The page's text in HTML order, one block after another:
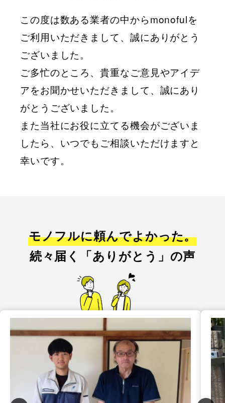
この度は数ある業者の中からmonofulを
ご利用いただきまして、誠にありがとう
ございました。
ご多忙のところ、貴重なご意見やアイデ
アをお聞かせいただきまして、誠にあり
がとうございました。
また当社にお役に立てる機会がございま
したら、いつでもご相談いただけますと
幸いです。
モノフルに頼んでよかった。
続々届く「ありがとう」の声